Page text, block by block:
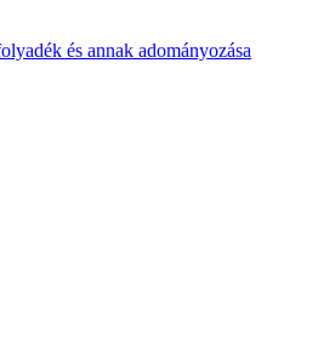
és annak adományozása